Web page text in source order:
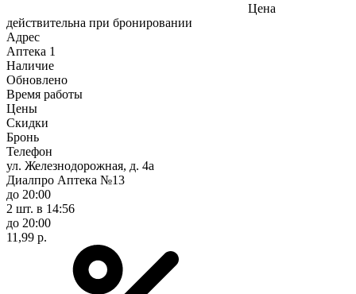
Цена
действительна при бронировании
Адрес
Аптека 1
Наличие
Обновлено
Время работы
Цены
Скидки
Бронь
Телефон
ул. Железнодорожная, д. 4а
Диалпро Аптека №13
до 20:00
2 шт. в 14:56
до 20:00
11,99 р.